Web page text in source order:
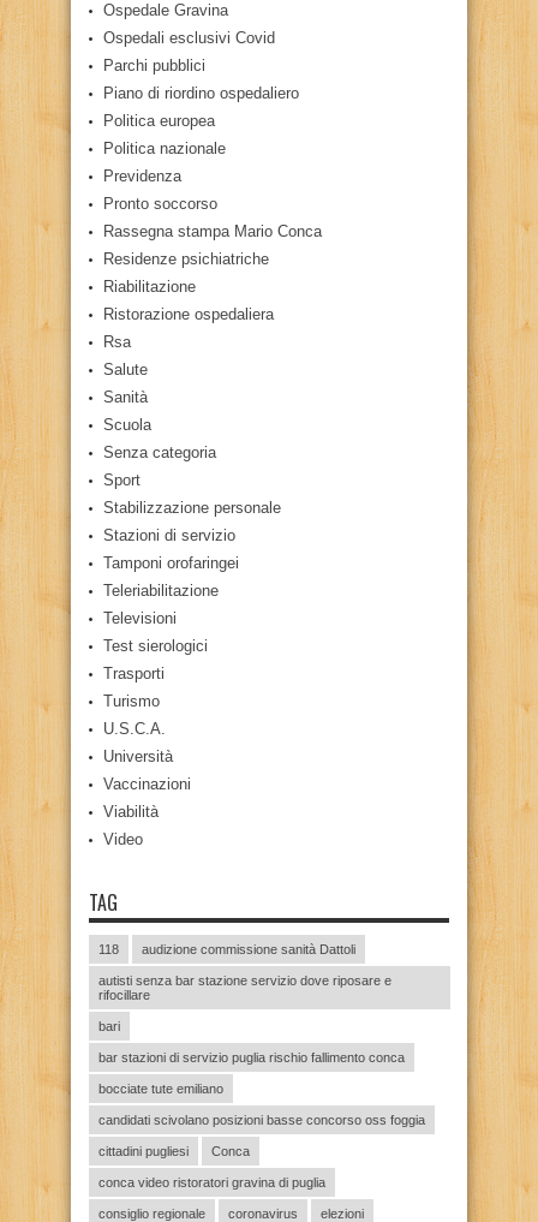
Ospedale Gravina
Ospedali esclusivi Covid
Parchi pubblici
Piano di riordino ospedaliero
Politica europea
Politica nazionale
Previdenza
Pronto soccorso
Rassegna stampa Mario Conca
Residenze psichiatriche
Riabilitazione
Ristorazione ospedaliera
Rsa
Salute
Sanità
Scuola
Senza categoria
Sport
Stabilizzazione personale
Stazioni di servizio
Tamponi orofaringei
Teleriabilitazione
Televisioni
Test sierologici
Trasporti
Turismo
U.S.C.A.
Università
Vaccinazioni
Viabilità
Video
TAG
118 audizione commissione sanità Dattoli
autisti senza bar stazione servizio dove riposare e
rifocillare
bari
bar stazioni di servizio puglia rischio fallimento conca
bocciate tute emiliano
candidati scivolano posizioni basse concorso oss foggia
cittadini pugliesi Conca
conca video ristoratori gravina di puglia
consiglio regionale coronavirus elezioni